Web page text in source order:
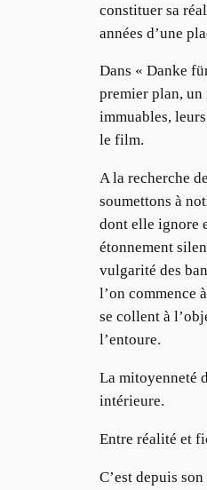
constituer sa
années d’une
Dans « Danke
premier plan, un
immuables,
le film.
A la recherche
soumettons à
dont elle ignore
étonnement
vulgarité des
l’on commence
se collent à
l’entoure.
La mitoyenneté
intérieure.
Entre réalité et
C’est depuis